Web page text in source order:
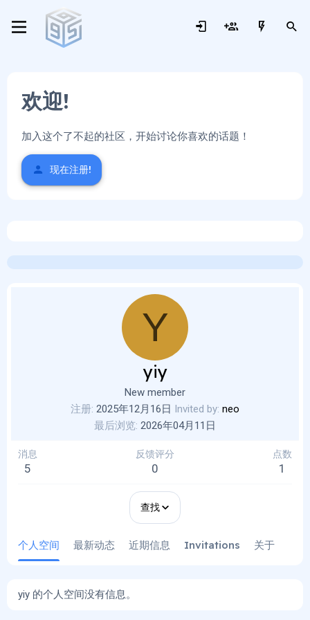
欢迎!
加入这个了不起的社区，开始讨论你喜欢的话题！
现在注册!
Y
yiy
New member
注册 2025年12月16日 Invited by neo
最后浏览 2026年04月11日
消息
5
反馈评分
0
点数
1
查找
个人空间 最新动态 近期信息 Invitations 关于
yiy 的个人空间没有信息。